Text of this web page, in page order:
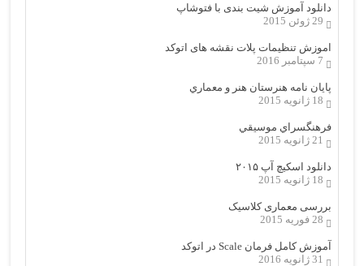
دانلود آموزش شیت بندی با فتوشاپ
29 ژوئن 2015
اموزش تنظیمات پلات نقشه های اتوکد
7 سپتامبر 2016
پایان نامه هنرستان هنر و معماري
18 ژانویه 2015
فرهنگسراي موسيقي
21 ژانویه 2015
دانلود اسکیچ آپ ۲۰۱۵
18 ژانویه 2015
بررسی معماری کلاسیک
28 فوریه 2015
آموزش کامل فرمان Scale در اتوکد
31 ژانویه 2016